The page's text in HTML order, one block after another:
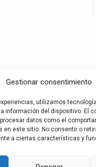
Gestionar consentimiento
utilizamos
información del dispositivo. El
datos como el
en este sitio. No consentir o
a ciertas características y
24 25 26 27 28
54 55 56 57 58
80 81